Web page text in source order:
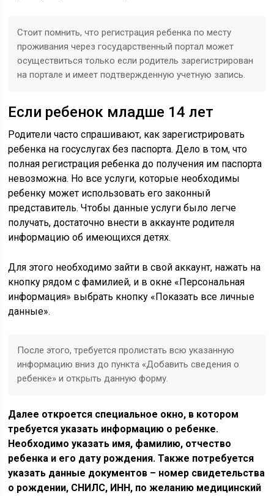
Стоит помнить, что регистрация ребенка по месту
проживания через государственный портал может
осуществиться только если родитель зарегистрирован
на портале и имеет подтвержденную учетную запись.
Если ребенок младше 14 лет
Родители часто спрашивают, как зарегистрировать
ребенка на госуслугах без паспорта. Дело в том, что
полная регистрация ребенка до получения им паспорта
невозможна. Но все услуги, которые необходимы
ребенку может использовать его законный
представитель. Чтобы данные услуги было легче
получать, достаточно внести в аккаунте родителя
информацию об имеющихся детях.
Для этого необходимо зайти в свой аккаунт, нажать на
кнопку рядом с фамилией, и в окне «Персональная
информация» выбрать кнопку «Показать все личные
данные».
После этого, требуется пролистать всю указанную
информацию вниз до пункта «Добавить сведения о
ребенке» и открыть данную форму.
Далее откроется специальное окно, в котором
требуется указать информацию о ребенке.
Необходимо указать имя, фамилию, отчество
ребенка и его дату рождения. Также потребуется
указать данные документов – номер свидетельства
о рождении, СНИЛС, ИНН, по желанию медицинский